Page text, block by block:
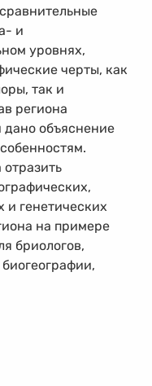
и
уровнях,
черты, как
так и
региона
объяснение
и генетических
на примере
бриологов,